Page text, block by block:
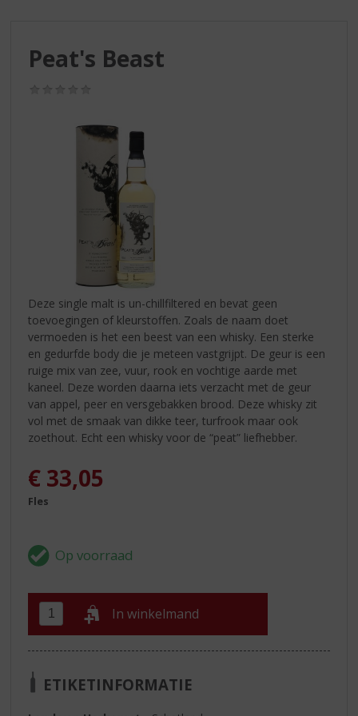
Peat's Beast
Deze single malt is un-chillfiltered en bevat geen
toevoegingen of kleurstoffen. Zoals de naam doet
vermoeden is het een beest van een whisky. Een sterke
en gedurfde body die je meteen vastgrijpt. De geur is een
ruige mix van zee, vuur, rook en vochtige aarde met
kaneel. Deze worden daarna iets verzacht met de geur
van appel, peer en versgebakken brood. Deze whisky zit
vol met de smaak van dikke teer, turfrook maar ook
zoethout. Echt een whisky voor de “peat” liefhebber.
€ 33,05
Fles
In winkelmand
ETIKETINFORMATIE